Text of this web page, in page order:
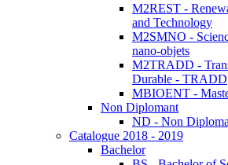
M2REST -
and Technology
M2SMNO -
nano-objets
M2TRADD -
Durable - TRADD
MBIOENT -
Non Diplomant
ND - Non
Catalogue 2018 - 2019
Bachelor